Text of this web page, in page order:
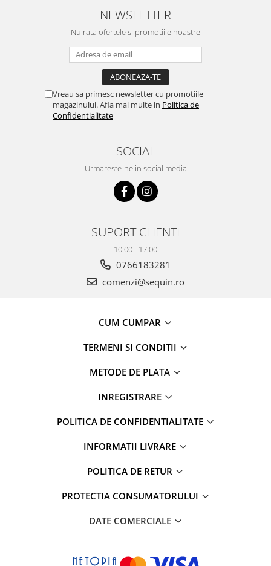
NEWSLETTER
Nu rata ofertele si promotiile noastre
Vreau sa primesc newsletter cu promotiile
magazinului. Afla mai multe in Politica de
Confidentialitate
SOCIAL
Urmareste-ne in social media
SUPORT CLIENTI
10:00 - 17:00
0766183281
comenzi@sequin.ro
CUM CUMPAR
TERMENI SI CONDITII
METODE DE PLATA
INREGISTRARE
POLITICA DE CONFIDENTIALITATE
INFORMATII LIVRARE
POLITICA DE RETUR
PROTECTIA CONSUMATORULUI
DATE COMERCIALE